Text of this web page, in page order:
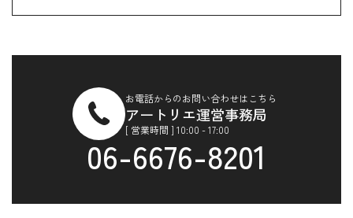
お電話からのお問い合わせはこちら
アートリエ運営事務局
[ 営業時間 ] 10:00 - 17:00
06-6676-8201